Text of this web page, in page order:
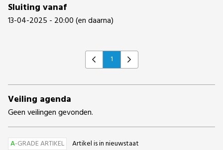
Sluiting vanaf
13-04-2025 - 20:00 (en daarna)
Previous
1 Next
Veiling agenda
Geen veilingen gevonden.
A-GRADE ARTIKEL
Artikel is in nieuwstaat